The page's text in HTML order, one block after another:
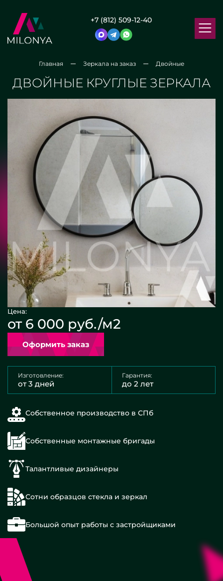
+7 (812) 509-12-40
Главная Зеркала на заказ Двойные
ДВОЙНЫЕ КРУГЛЫЕ ЗЕРКАЛА
Цена:
от 6 000 руб./м2
Оформить заказ
Изготовление:
от 3 дней
Гарантия:
до 2 лет
Собственное производство в СПб
Собственные монтажные бригады
Талантливые дизайнеры
Сотни образцов стекла и зеркал
Большой опыт работы с застройщиками
С
двойной
подсветкой